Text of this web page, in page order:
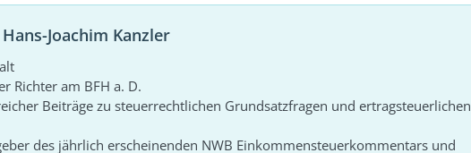
Joachim Kanzler
Richter am BFH a. D.
Beiträge zu steuerrechtlichen Grundsatzfragen und ertragsteuerlichen
des jährlich erscheinenden NWB Einkommensteuerkommentars und